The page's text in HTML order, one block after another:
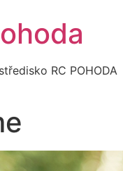
RC POHODA